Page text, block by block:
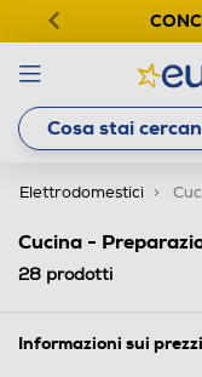
Elettrodomestici
Cucina -
28 prodotti
Informazioni sui